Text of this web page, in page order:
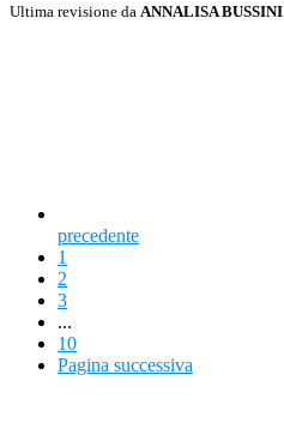
Ultima revisione da ANNALISA BUSSINI
precedente
1
2
3
...
10
Pagina successiva